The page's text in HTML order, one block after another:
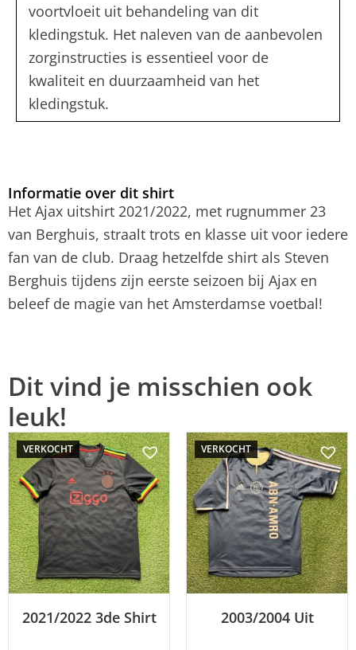
voortvloeit uit behandeling van dit
kledingstuk. Het naleven van de aanbevolen
zorginstructies is essentieel voor de
kwaliteit en duurzaamheid van het
kledingstuk.
Informatie over dit shirt
Het Ajax uitshirt 2021/2022, met rugnummer 23
van Berghuis, straalt trots en klasse uit voor iedere
fan van de club. Draag hetzelfde shirt als Steven
Berghuis tijdens zijn eerste seizoen bij Ajax en
beleef de magie van het Amsterdamse voetbal!
Dit vind je misschien ook
leuk!
VERKOCHT
2021/2022 3de Shirt
VERKOCHT
2003/2004 Uit